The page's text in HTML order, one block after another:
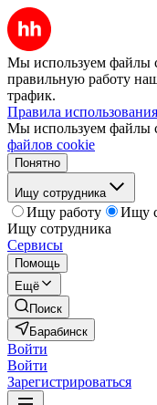
Мы используем файлы
правильную работу
трафик.
Правила
Мы используем файлы
файлов cookie
Понятно
Ищу сотрудника
Ищу работу
Ищу
Ищу сотрудника
Сервисы
Помощь
Ещё
Поиск
Барабинск
Войти
Войти
Зарегистрироваться